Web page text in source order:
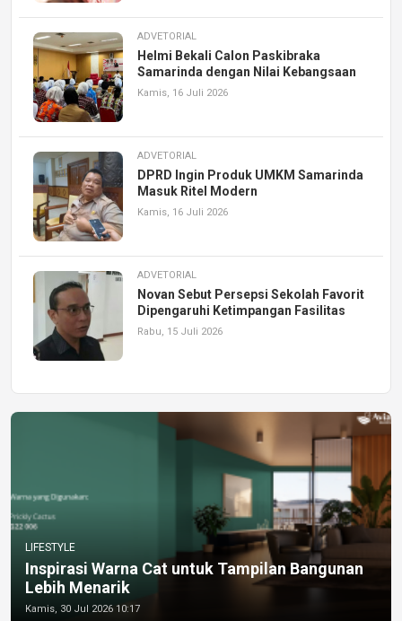
ADVETORIAL
Helmi Bekali Calon Paskibraka
Samarinda dengan Nilai Kebangsaan
Kamis, 16 Juli 2026
ADVETORIAL
DPRD Ingin Produk UMKM Samarinda
Masuk Ritel Modern
Kamis, 16 Juli 2026
ADVETORIAL
Novan Sebut Persepsi Sekolah Favorit
Dipengaruhi Ketimpangan Fasilitas
Rabu, 15 Juli 2026
LIFESTYLE
Inspirasi Warna Cat untuk Tampilan Bangunan
Lebih Menarik
Kamis, 30 Jul 2026 10:17